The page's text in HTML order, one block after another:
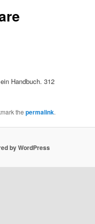
Handbuch. 312
thepermalink.
by WordPress